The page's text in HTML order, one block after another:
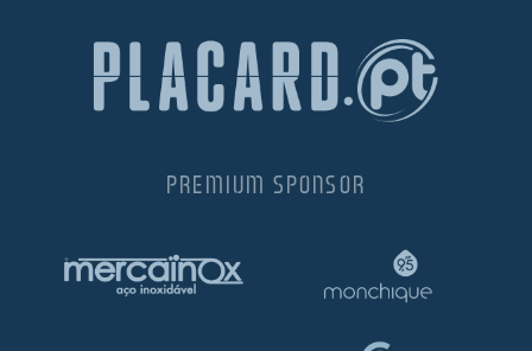
PREMIUM SPONSOR